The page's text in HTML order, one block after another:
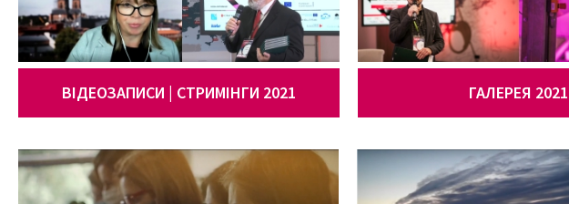
ВІДЕОЗАПИСИ | СТРИМІНГИ 2021 ГАЛЕРЕЯ 2021